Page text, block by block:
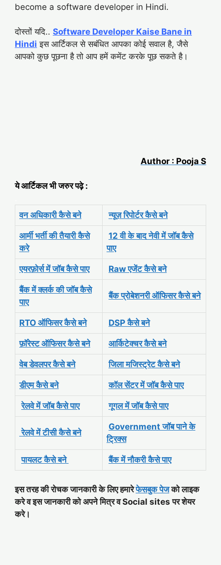
become a software developer in Hindi.
दोस्तों यदि.. Software Developer Kaise Bane in
Hindi इस आर्टिकल से सबंधित आपका कोई सवाल है, जैसे
आपको कुछ पूछना है तो आप हमें कमेंट करके पूछ सकते है।
Author : Pooja S
ये आर्टिकल भी जरुर पढ़े :
वन अधिकारी कैसे बने
न्यूज़ रिपोर्टर कैसे बने
आर्मी भर्ती की तैयारी कैसे
करे
12 वी के बाद नेवी में जॉब कैसे
पाए
एयरफ़ोर्स में जॉब कैसे पाए Raw एजेंट कैसे बने
बैंक में क्लर्क की जॉब कैसे
पाए
बैंक प्रोबेशनरी ऑफिसर कैसे बने
RTO ऑफिसर कैसे बने DSP कैसे बने
फ़ॉरेस्ट ऑफिसर कैसे बने आर्किटेक्चर कैसे बने
वेब डेवलपर कैसे बने जिला मजिस्ट्रेट कैसे बने
डीएम कैसे बने कॉल सेंटर में जॉब कैसे पाए
रेलवे में जॉब कैसे पाए गूगल में जॉब कैसे पाए
रेलवे में टीसी कैसे बने
Government जॉब पाने के
ट्रिक्स
पायलट कैसे बने बैंक में नौकरी कैसे पाए
इस तरह की रोचक जानकारी के लिए हमारेफेसबुक पेजको लाइक
करे व इस जानकारी को अपने मित्र व Social sites पर शेयर
करे।